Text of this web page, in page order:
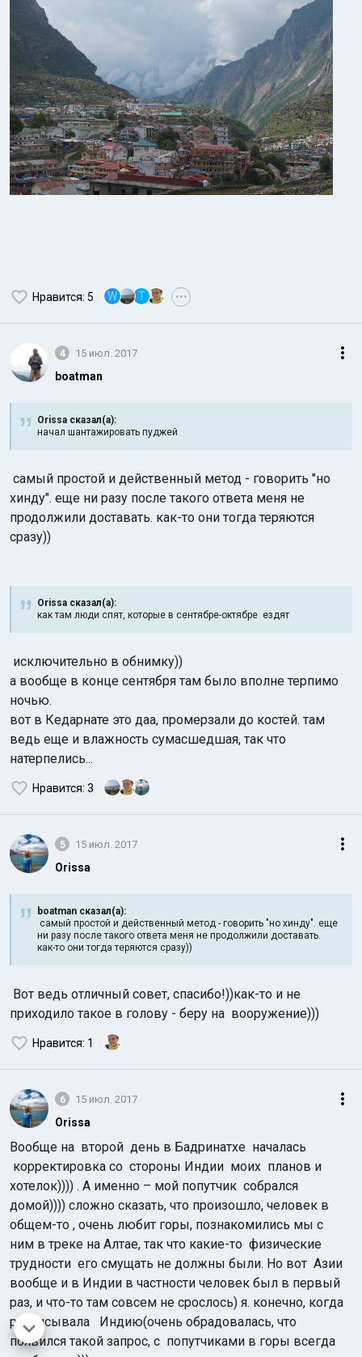
Нравится: 5 W T •••
4 15 июл. 2017
boatman
Orissa сказал(а):
начал шантажировать пуджей
самый простой и действенный метод - говорить "но
хинду". еще ни разу после такого ответа меня не
продолжили доставать. как-то они тогда теряются
сразу))
Orissa сказал(а):
как там люди спят, которые в сентябре-октябре ездят
исключительно в обнимку))
а вообще в конце сентября там было вполне терпимо
ночью.
вот в Кедарнате это даа, промерзали до костей. там
ведь еще и влажность сумасшедшая, так что
натерпелись...
Нравится: 3
5 15 июл. 2017
Orissa
boatman сказал(а):
самый простой и действенный метод - говорить "но хинду". еще
ни разу после такого ответа меня не продолжили доставать.
как-то они тогда теряются сразу))
Вот ведь отличный совет, спасибо!))как-то и не
приходило такое в голову - беру на вооружение)))
Нравится: 1
6 15 июл. 2017
Orissa
Вообще на второй день в Бадринатхе началась
корректировка со стороны Индии моих планов и
хотелок)))) . А именно – мой попутчик собрался
домой)))) сложно сказать, что произошло, человек в
общем-то , очень любит горы, познакомились мы с
ним в треке на Алтае, так что какие-то физические
трудности его смущать не должны были. Но вот Азии
вообще и в Индии в частности человек был в первый
раз, и что-то там совсем не срослось) я. конечно, когда
расписывала Индию(очень обрадовалась, что
появился такой запрос, с попутчиками в горы всегда